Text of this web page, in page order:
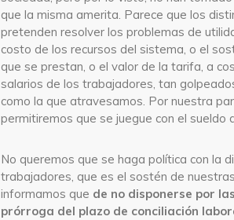
que la misma amerita. Parece que los
pretenden resolver los problemas de
costo de los recursos del sistema, o el
que se prestan, o el valor de la tarifa, a
salarios de los trabajadores, tan
como la que atravesamos. Por nuestra
permitiremos que se juegue con el sueldo
No queremos que se haga política con la
trabajadores, que es el sostén de
informamos que de no disponerse por
prórroga del plazo de conciliación